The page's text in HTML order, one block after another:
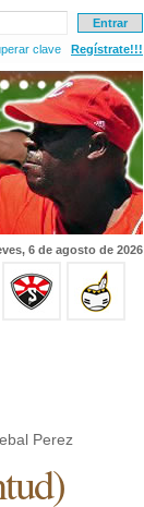
clave Regístrate!!!
6 de agosto de 2026
Perez
)